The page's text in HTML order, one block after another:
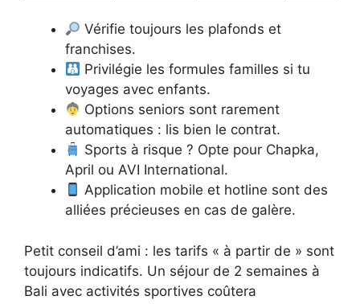
Vérifie toujours les plafonds et
franchises.
Privilégie les formules familles si tu
voyages avec enfants.
Options seniors sont rarement
automatiques : lis bien le contrat.
Sports à risque ? Opte pour Chapka,
April ou AVI International.
Application mobile et hotline sont des
alliées précieuses en cas de galère.
Petit conseil d’ami : les tarifs « à partir de » sont
toujours indicatifs. Un séjour de 2 semaines à
Bali avec activités sportives coûtera